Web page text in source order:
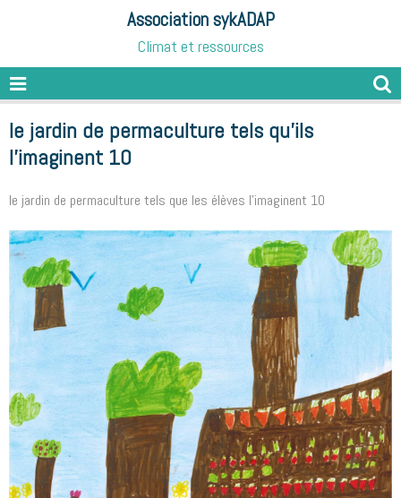
Association sykADAP
Climat et ressources
le jardin de permaculture tels qu'ils
l'imaginent 10
le jardin de permaculture tels que les élèves l'imaginent 10